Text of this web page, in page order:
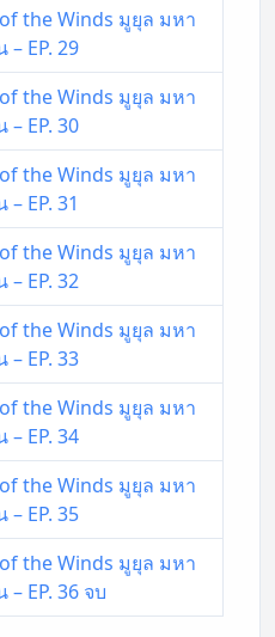
the Winds มูยุล มหา
EP. 29
the Winds มูยุล มหา
EP. 30
the Winds มูยุล มหา
EP. 31
the Winds มูยุล มหา
EP. 32
the Winds มูยุล มหา
EP. 33
the Winds มูยุล มหา
EP. 34
the Winds มูยุล มหา
EP. 35
the Winds มูยุล มหา
EP. 36 จบ